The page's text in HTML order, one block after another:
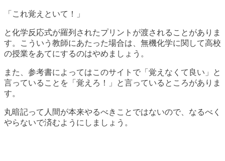
「これ覚えといて！」
と化学反応式が羅列されたプリントが渡されることがありま
す。こういう教師にあたった場合は、無機化学に関して高校
の授業をあてにするのはやめましょう。
また、参考書によってはこのサイトで「覚えなくて良い」と
言っていることを「覚えろ！」と言っているところがありま
す。
丸暗記って人間が本来やるべきことではないので、なるべく
やらないで済むようにしましょう。